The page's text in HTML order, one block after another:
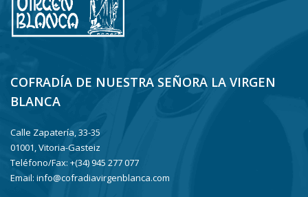
COFRADÍA DE NUESTRA SEÑORA LA VIRGEN
BLANCA
Calle Zapatería, 33-35
01001, Vitoria-Gasteiz
Teléfono/Fax: +(34) 945 277 077
Email: info@cofradiavirgenblanca.com